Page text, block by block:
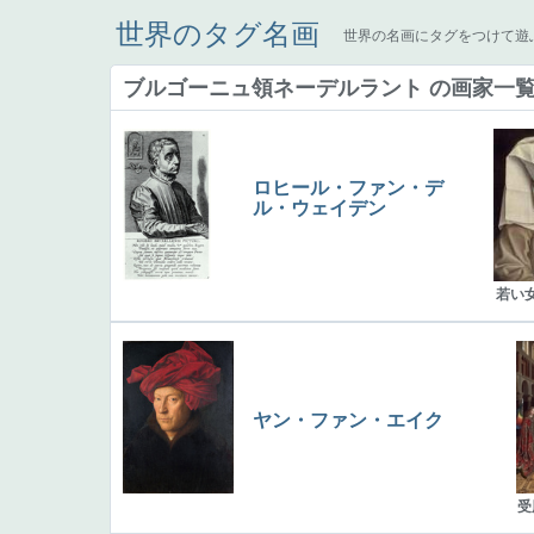
世界のタグ名画 世界の名画にタグをつけて遊
ブルゴーニュ領ネーデルラント の画家一
ロヒール・ファン・デ
ル・ウェイデン
若い
ヤン・ファン・エイク
受